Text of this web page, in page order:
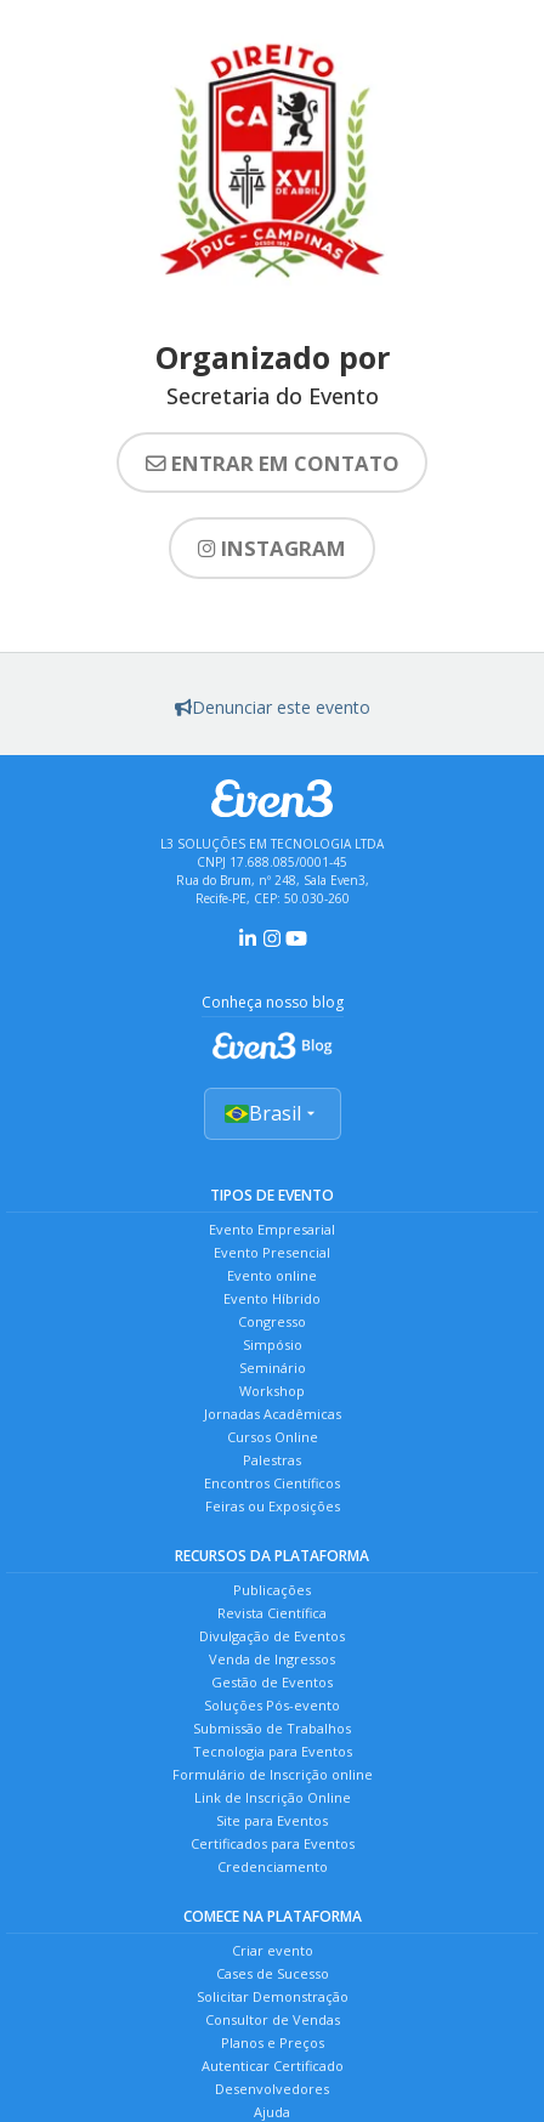
Organizado por
Secretaria do Evento
ENTRAR EM CONTATO
INSTAGRAM
Denunciar este evento
L3 SOLUÇÕES EM TECNOLOGIA LTDA
CNPJ 17.688.085/0001-45
Rua do Brum, nº 248, Sala Even3,
Recife-PE, CEP: 50.030-260
Conheça nosso blog
Brasil
TIPOS DE EVENTO
Evento Empresarial
Evento Presencial
Evento online
Evento Híbrido
Congresso
Simpósio
Seminário
Workshop
Jornadas Acadêmicas
Cursos Online
Palestras
Encontros Científicos
Feiras ou Exposições
RECURSOS DA PLATAFORMA
Publicações
Revista Científica
Divulgação de Eventos
Venda de Ingressos
Gestão de Eventos
Soluções Pós-evento
Submissão de Trabalhos
Tecnologia para Eventos
Formulário de Inscrição online
Link de Inscrição Online
Site para Eventos
Certificados para Eventos
Credenciamento
COMECE NA PLATAFORMA
Criar evento
Cases de Sucesso
Solicitar Demonstração
Consultor de Vendas
Planos e Preços
Autenticar Certificado
Desenvolvedores
Ajuda